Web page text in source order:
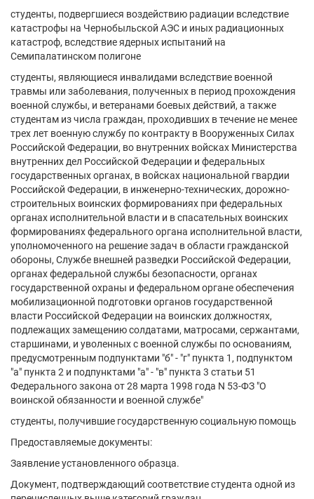
студенты, подвергшиеся воздействию радиации вследствие
катастрофы на Чернобыльской АЭС и иных радиационных
катастроф, вследствие ядерных испытаний на
Семипалатинском полигоне
студенты, являющиеся инвалидами вследствие военной
травмы или заболевания, полученных в период прохождения
военной службы, и ветеранами боевых действий, а также
студентам из числа граждан, проходивших в течение не менее
трех лет военную службу по контракту в Вооруженных Силах
Российской Федерации, во внутренних войсках Министерства
внутренних дел Российской Федерации и федеральных
государственных органах, в войсках национальной гвардии
Российской Федерации, в инженерно-технических, дорожно-
строительных воинских формированиях при федеральных
органах исполнительной власти и в спасательных воинских
формированиях федерального органа исполнительной власти,
уполномоченного на решение задач в области гражданской
обороны, Службе внешней разведки Российской Федерации,
органах федеральной службы безопасности, органах
государственной охраны и федеральном органе обеспечения
мобилизационной подготовки органов государственной
власти Российской Федерации на воинских должностях,
подлежащих замещению солдатами, матросами, сержантами,
старшинами, и уволенных с военной службы по основаниям,
предусмотренным подпунктами "б" - "г" пункта 1, подпунктом
"а" пункта 2 и подпунктами "а" - "в" пункта 3 статьи 51
Федерального закона от 28 марта 1998 года N 53-ФЗ "О
воинской обязанности и военной службе"
студенты, получившие государственную социальную помощь
Предоставляемые документы:
Заявление установленного образца.
Документ, подтверждающий соответствие студента одной из